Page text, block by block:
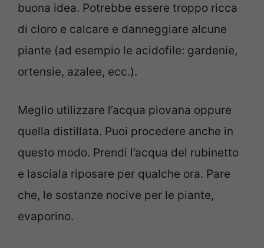
buona idea. Potrebbe essere troppo ricca
di cloro e calcare e danneggiare alcune
piante (ad esempio le acidofile: gardenie,
ortensie, azalee, ecc.).
Meglio utilizzare l’acqua piovana oppure
quella distillata. Puoi procedere anche in
questo modo. Prendi l’acqua del rubinetto
e lasciala riposare per qualche ora. Pare
che, le sostanze nocive per le piante,
evaporino.